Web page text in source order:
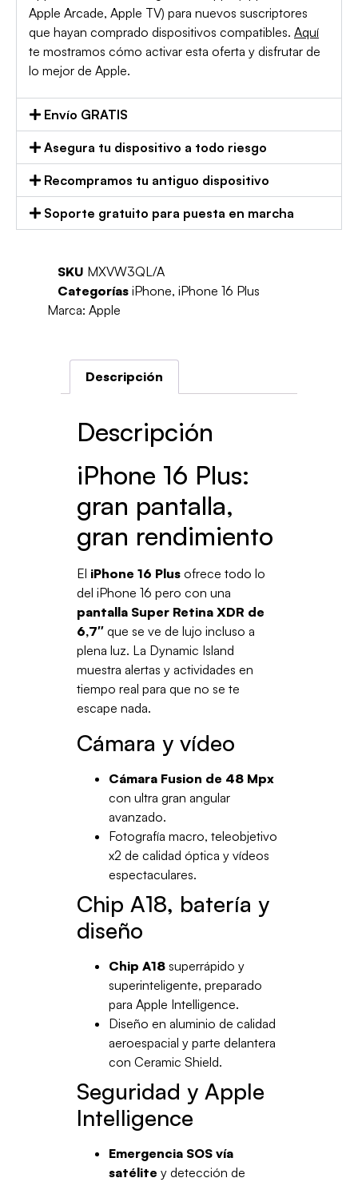
Apple Arcade, Apple TV) para nuevos suscriptores
que hayan comprado dispositivos compatibles. Aquí
te mostramos cómo activar esta oferta y disfrutar de
lo mejor de Apple.
Envío GRATIS
Asegura tu dispositivo a todo riesgo
Recompramos tu antiguo dispositivo
Soporte gratuito para puesta en marcha
SKU MXVW3QL/A
Categorías iPhone, iPhone 16 Plus
Marca:Apple
Descripción
Descripción
iPhone 16 Plus:
gran pantalla,
gran rendimiento
El iPhone 16 Plusofrece todo lo
del iPhone 16 pero con una
pantalla Super Retina XDR de
6,7″que se ve de lujo incluso a
plena luz. La Dynamic Island
muestra alertas y actividades en
tiempo real para que no se te
escape nada.
Cámara y vídeo
Cámara Fusion de 48 Mpx
con ultra gran angular
avanzado.
Fotografía macro, teleobjetivo
x2 de calidad óptica y vídeos
espectaculares.
Chip A18, batería y
diseño
Chip A18superrápido y
superinteligente, preparado
para Apple Intelligence.
Diseño en aluminio de calidad
aeroespacial y parte delantera
con Ceramic Shield.
Seguridad y Apple
Intelligence
Emergencia SOS vía
satélite y detección de